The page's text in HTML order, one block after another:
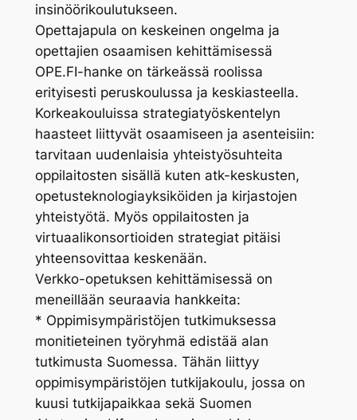
insinöörikoulutukseen.
Opettajapula on keskeinen ongelma ja
opettajien osaamisen kehittämisessä
OPE.FI-hanke on tärkeässä roolissa
erityisesti peruskoulussa ja keskiasteella.
Korkeakouluissa strategiatyöskentelyn
haasteet liittyvät osaamiseen ja asenteisiin:
tarvitaan uudenlaisia yhteistyösuhteita
oppilaitosten sisällä kuten atk-keskusten,
opetusteknologiayksiköiden ja kirjastojen
yhteistyötä. Myös oppilaitosten ja
virtuaalikonsortioiden strategiat pitäisi
yhteensovittaa keskenään.
Verkko-opetuksen kehittämisessä on
meneillään seuraavia hankkeita:
* Oppimisympäristöjen tutkimuksessa
monitieteinen työryhmä edistää alan
tutkimusta Suomessa. Tähän liittyy
oppimisympäristöjen tutkijakoulu, jossa on
kuusi tutkijapaikkaa sekä Suomen